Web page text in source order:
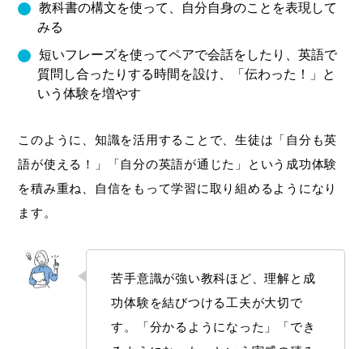
教科書の構文を使って、自分自身のことを表現して
みる
短いフレーズを使ってペアで会話をしたり、英語で
質問し合ったりする時間を設け、「伝わった！」と
いう体験を増やす
このように、知識を活用することで、生徒は「自分も英
語が使える！」「自分の英語が通じた」という成功体験
を積み重ね、自信をもって学習に取り組めるようになり
ます。
苦手意識が強い教科ほど、理解と成
功体験を結びつける工夫が大切で
す。「分かるようになった」「でき